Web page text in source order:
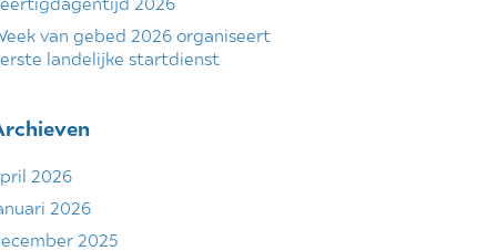
van gebed 2026 organiseert
landelijke startdienst
2026
2026
2025